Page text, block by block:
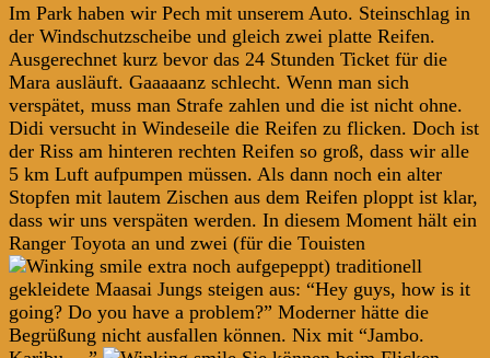
Im Park haben wir Pech mit unserem Auto. Steinschlag in
der Windschutzscheibe und gleich zwei platte Reifen.
Ausgerechnet kurz bevor das 24 Stunden Ticket für die
Mara ausläuft. Gaaaaanz schlecht. Wenn man sich
verspätet, muss man Strafe zahlen und die ist nicht ohne.
Didi versucht in Windeseile die Reifen zu flicken. Doch ist
der Riss am hinteren rechten Reifen so groß, dass wir alle
5 km Luft aufpumpen müssen. Als dann noch ein alter
Stopfen mit lautem Zischen aus dem Reifen ploppt ist klar,
dass wir uns verspäten werden. In diesem Moment hält ein
Ranger Toyota an und zwei (für die Touisten
extra noch aufgepeppt) traditionell
gekleidete Maasai Jungs steigen aus: “Hey guys, how is it
going? Do you have a problem?” Moderner hätte die
Begrüßung nicht ausfallen können. Nix mit “Jambo.